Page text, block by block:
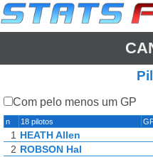
Com pelo menos um GP
n 18 pilotos
1 HEATH Allen
2 ROBSON Hal